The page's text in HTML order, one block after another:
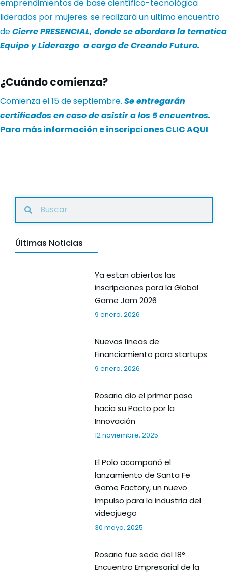
emprendimientos de base científico-tecnológica
liderados por mujeres. se realizará un ultimo encuentro
deCierre PRESENCIAL, donde se abordara la tematica
Equipo y Liderazgo a cargo de Creando Futuro.
¿Cuándo comienza?
Comienza el 15 de septiembre. Se entregarán
certificados en caso de asistir a los 5 encuentros.
Para más información e inscripcionesCLIC AQUI
Últimas Noticias
Ya estan abiertas las
inscripciones para la Global
Game Jam 2026
9 enero, 2026
Nuevas líneas de
Financiamiento para startups
9 enero, 2026
Rosario dio el primer paso
hacia su Pacto por la
Innovación
12 noviembre, 2025
El Polo acompañó el
lanzamiento de Santa Fe
Game Factory, un nuevo
impulso para la industria del
videojuego
30 mayo, 2025
Rosario fue sede del 18°
Encuentro Empresarial de la